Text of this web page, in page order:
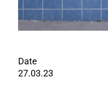
Date
27.03.23